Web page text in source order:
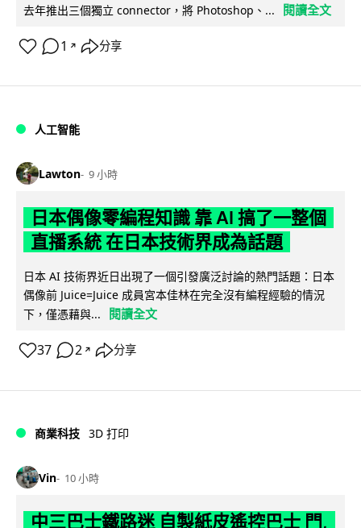
去年推出三個獨立 connector，將 Photoshop、...
閱讀全文
1 ↗ 分享
人工智能
Lawton 9 小時
日本偶像零編程知識 靠 AI 搞了一整個
直播系統 在日本技術界成為話題
日本 AI 技術界近日出現了一個引發廣泛討論的熱門話題：日本
偶像前 Juice=Juice 成員宮本佳林在完全沒有編程經驗的情況
下，僅憑藉與...
閱讀全文
37 2 ↗ 分享
商業科技 3D 打印
Vin 10 小時
中三巴士鐵路迷 自製紙皮遙控巴士 門,